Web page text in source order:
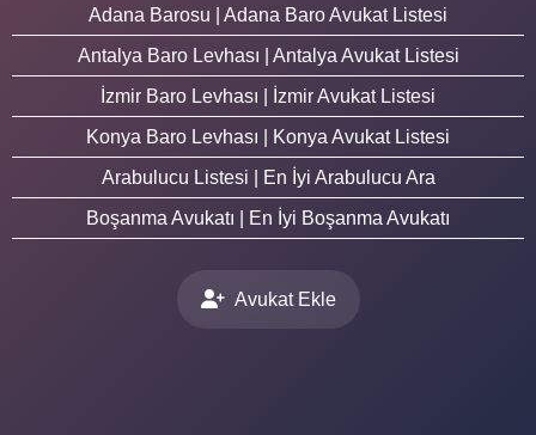
Adana Barosu | Adana Baro Avukat Listesi
Antalya Baro Levhası | Antalya Avukat Listesi
İzmir Baro Levhası | İzmir Avukat Listesi
Konya Baro Levhası | Konya Avukat Listesi
Arabulucu Listesi | En İyi Arabulucu Ara
Boşanma Avukatı | En İyi Boşanma Avukatı
Avukat Ekle